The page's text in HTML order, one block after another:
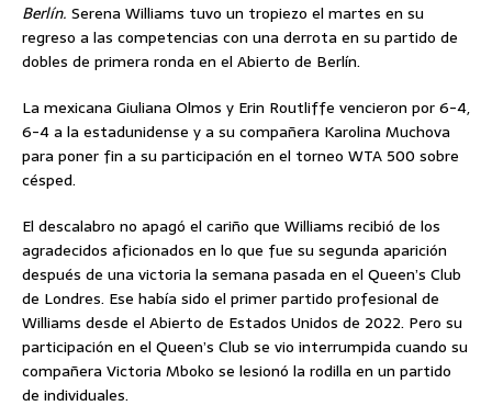
Berlín. Serena Williams tuvo un tropiezo el martes en su
regreso a las competencias con una derrota en su partido de
dobles de primera ronda en el Abierto de Berlín.
La mexicana Giuliana Olmos y Erin Routliffe vencieron por 6-4,
6-4 a la estadunidense y a su compañera Karolina Muchova
para poner fin a su participación en el torneo WTA 500 sobre
césped.
El descalabro no apagó el cariño que Williams recibió de los
agradecidos aficionados en lo que fue su segunda aparición
después de una victoria la semana pasada en el Queen’s Club
de Londres. Ese había sido el primer partido profesional de
Williams desde el Abierto de Estados Unidos de 2022. Pero su
participación en el Queen’s Club se vio interrumpida cuando su
compañera Victoria Mboko se lesionó la rodilla en un partido
de individuales.